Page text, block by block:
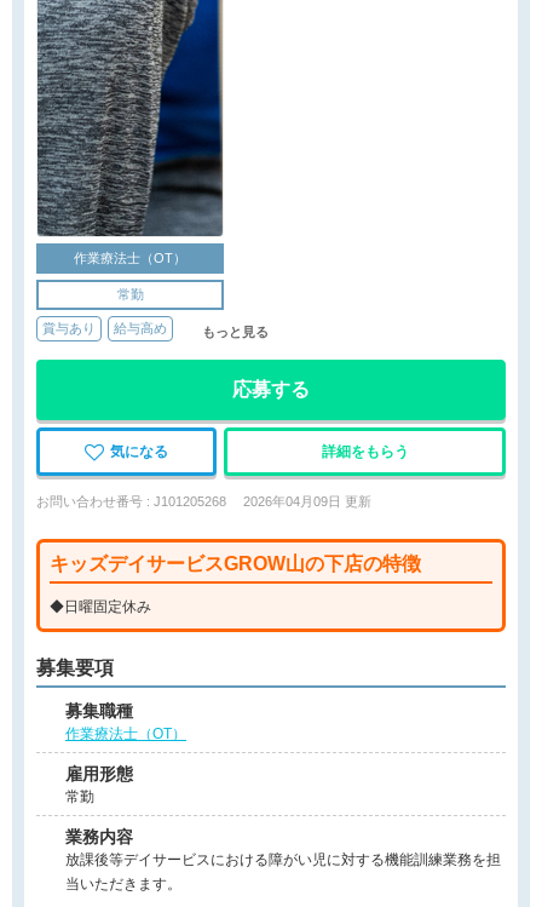
作業療法士（OT）
常勤
賞与あり 給与高め もっと見る
応募する
気になる 詳細をもらう
お問い合わせ番号 : J101205268 2026年04月09日 更新
キッズデイサービスGROW山の下店の特徴
◆日曜固定休み
募集要項
募集職種
作業療法士（OT）
雇用形態
常勤
業務内容
放課後等デイサービスにおける障がい児に対する機能訓練業務を担
当いただきます。